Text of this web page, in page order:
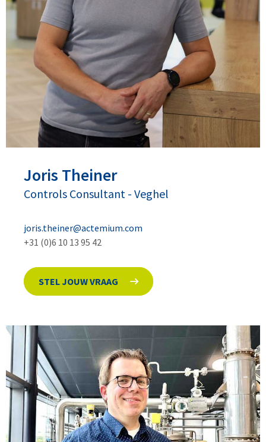
Joris Theiner
Controls Consultant - Veghel
joris.theiner@actemium.com
+31 (0)6 10 13 95 42
STEL JOUW VRAAG